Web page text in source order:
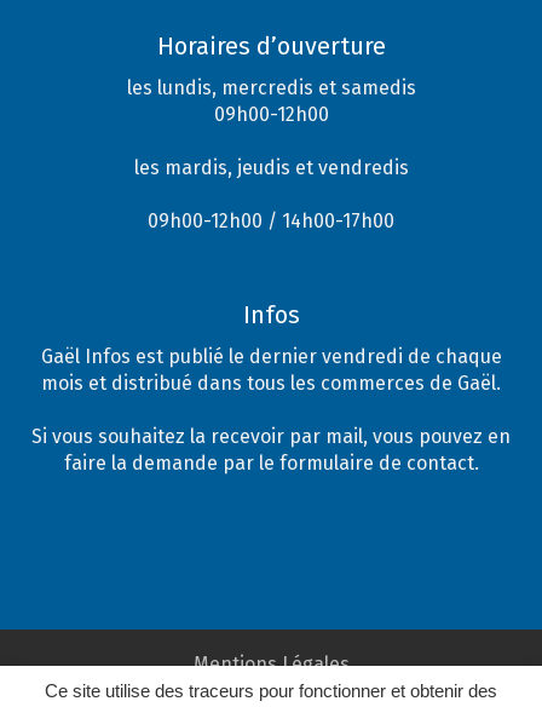
Ce site utilise des traceurs pour fonctionner et obtenir des
Horaires d’ouverture
les lundis, mercredis et samedis
09h00-12h00
les mardis, jeudis et vendredis
09h00-12h00 / 14h00-17h00
Infos
Gaël Infos est publié le dernier vendredi de chaque
mois et distribué dans tous les commerces de Gaël.
Si vous souhaitez la recevoir par mail, vous pouvez en
faire la demande par le formulaire de contact.
Mentions Légales